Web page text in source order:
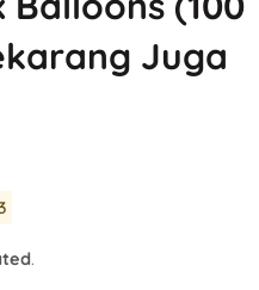
Mickey Mouse
Minnie Mouse
LOL Surprise
Magic Unicorn
Outer Space
Pool Party
Juga
.